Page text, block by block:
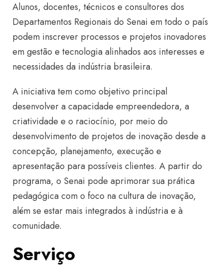
Alunos, docentes, técnicos e consultores dos
Departamentos Regionais do Senai em todo o país
podem inscrever processos e projetos inovadores
em gestão e tecnologia alinhados aos interesses e
necessidades da indústria brasileira.
A iniciativa tem como objetivo principal
desenvolver a capacidade empreendedora, a
criatividade e o raciocínio, por meio do
desenvolvimento de projetos de inovação desde a
concepção, planejamento, execução e
apresentação para possíveis clientes. A partir do
programa, o Senai pode aprimorar sua prática
pedagógica com o foco na cultura de inovação,
além se estar mais integrados à indústria e à
comunidade.
Serviço